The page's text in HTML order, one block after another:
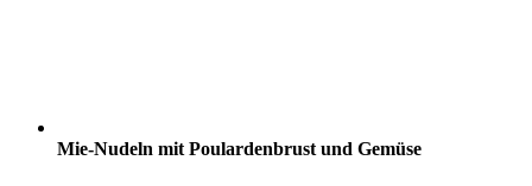
Mie-Nudeln mit Poulardenbrust und Gemüse